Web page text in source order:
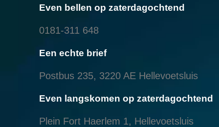
Even bellen op zaterdagochtend
0181-311 648
Een echte brief
Postbus 235, 3220 AE Hellevoetsluis
Even langskomen op zaterdagochtend
Plein Fort Haerlem 1, Hellevoetsluis